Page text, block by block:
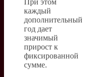
При этом
каждый
дополнительный
год дает
значимый
прирост к
фиксированной
сумме.